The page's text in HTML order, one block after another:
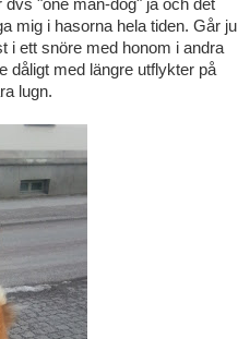
"one man-dog" ja och det
mig i hasorna hela tiden. Går ju
i ett snöre med honom i andra
dåligt med längre utflykter på
lugn.